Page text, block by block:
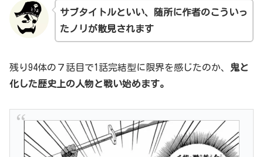
サブタイトルといい、随所に作者のこういっ
たノリが散見されます
残り94体の７話目で1話完結型に限界を感じたのか、
鬼と
化した歴史上の人物と戦い始めます。